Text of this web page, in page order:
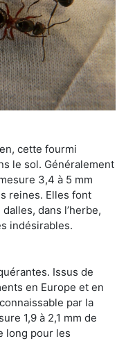
cette fourmi
le sol. Généralement
3,4 à 5 mm
reines. Elles font
dans l’herbe,
indésirables.
Issus de
en Europe et en
par la
1,9 à 2,1 mm de
long pour les